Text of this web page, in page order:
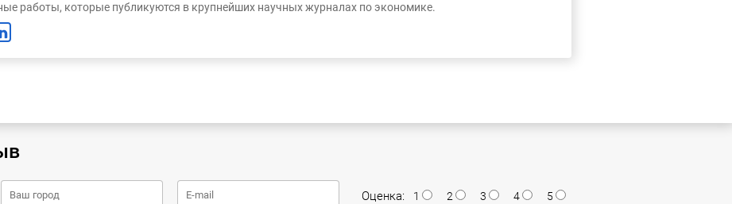
работы, которые публикуются в крупнейших научных журналах по экономике.
Оценка: 1 2 3 4 5